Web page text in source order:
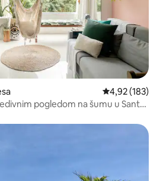
Prosečna
4,92 (183)
pogledom na šumu u Santa